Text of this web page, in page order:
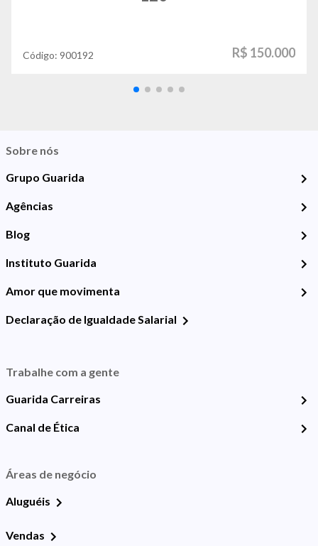
Código: 900192 R$ 150.000
Sobre nós
Grupo Guarida
Agências
Blog
Instituto Guarida
Amor que movimenta
Declaração de Igualdade Salarial
Trabalhe com a gente
Guarida Carreiras
Canal de Ética
Áreas de negócio
Aluguéis
Vendas